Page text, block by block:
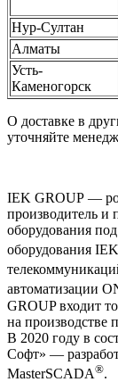
Нур-Султан
Алматы
Усть-
Каменогорск
О доставке в
уточняйте
IEK GROUP —
производитель и
оборудования
оборудования
автоматизации
GROUP входит
на производстве
В 2020 году в
Софт» —
MasterSCADA®.